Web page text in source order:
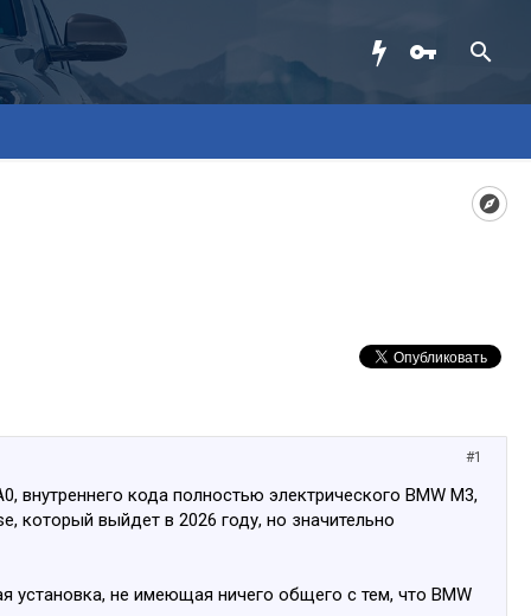
#1
кода полностью электрического BMW M3,
который выйдет в 2026 году, но значительно
не имеющая ничего общего с тем, что BMW